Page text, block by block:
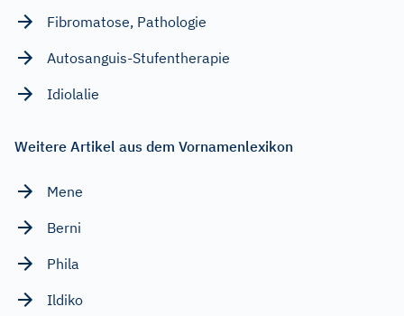
Fibromatose, Pathologie
Autosanguis-Stufentherapie
Idiolalie
Weitere Artikel aus dem Vornamenlexikon
Mene
Berni
Phila
Ildiko